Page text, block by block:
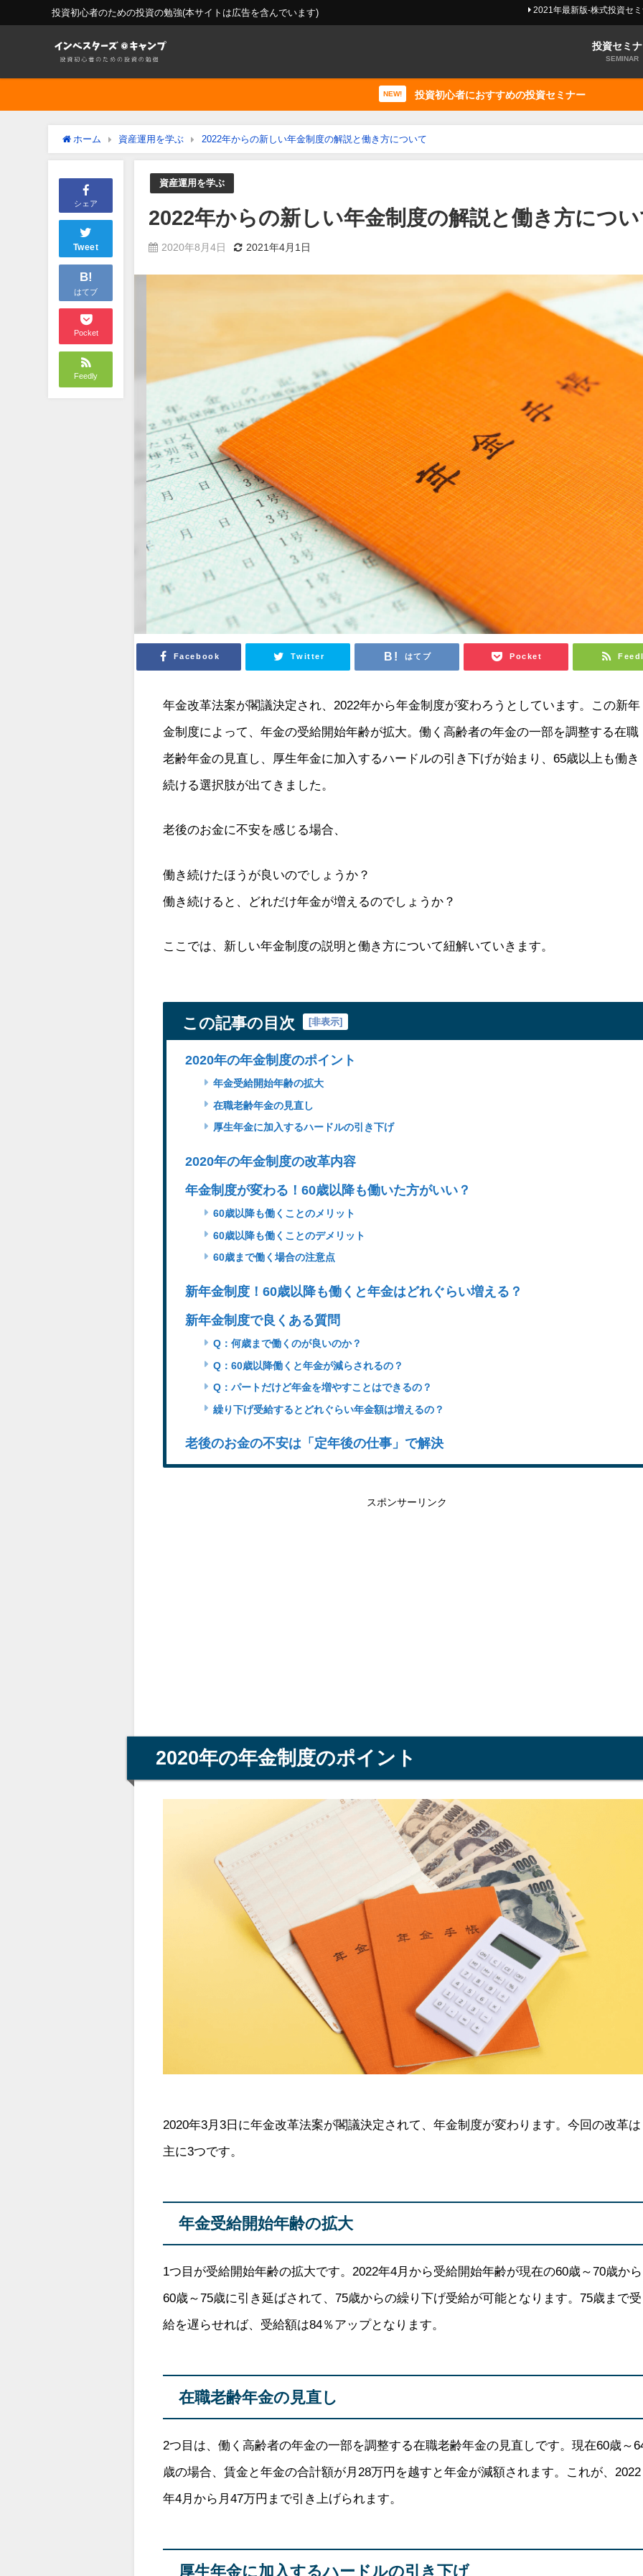
投資初心者のための投資の勉強(本サイトは広告を含んでいます) 2021年最新版-株式投資セ
投資セミ
SEMINAR
NEW! 投資初心者におすすめの投資セミナー
ホーム 資産運用を学ぶ 2022年からの新しい年金制度の解説と働き方について
シェア
Tweet
B!
はてブ
Pocket
Feedly
資産運用を学ぶ
2022年からの新しい年金制度の解説と働き方につ
2020年8月4日 2021年4月1日
Facebook Twitter はてブ Pocket
年金改革法案が閣議決定され、 2022年から年金制度が変わろうとしています 。この新年
金制度によって、年金の受給開始年齢が拡大。働く高齢者の年金の一部を調整する在職
老齢年金の見直し、厚生年金に加入するハードルの引き下げが始まり、65歳以上も働き
続ける選択肢が出てきました
老後のお金に不安を感じる場合、
働き続けたほうが良いのでしょうか？
働き続けると、どれだけ年金が増えるのでしょうか？
ここでは、 新しい年金制度の説明と働き方について紐解いていきます。
この記事の目次 [非表示]
2020年の年金制度のポイント
年金受給開始年齢の拡大
在職老齢年金の見直し
厚生年金に加入するハードルの引き下げ
2020年の年金制度の改革内容
年金制度が変わる！60歳以降も働いた方がいい？
60歳以降も働くことのメリット
60歳以降も働くことのデメリット
60歳まで働く場合の注意点
新年金制度！60歳以降も働くと年金はどれぐらい増える？
新年金制度で良くある質問
Q：何歳まで働くのが良いのか？
Q：60歳以降働くと年金が減らされるの？
Q：パートだけど年金を増やすことはできるの？
繰り下げ受給するとどれぐらい年金額は増えるの？
老後のお金の不安は「定年後の仕事」で解決
スポンサーリンク
2020年の年金制度のポイント
2020年3月3日に年金改革法案が閣議決定されて、年金制度が変わります。今回の改革は
主に3つです。
年金受給開始年齢の拡大
1つ目が受給開始年齢の拡大です。2022年4月から受給開始年齢が現在の60歳～70歳から
60歳～75歳に引き延ばされて、75歳からの繰り下げ受給が可能となります。75歳まで受
給を遅らせれば、受給額は84％アップとなります。
在職老齢年金の見直し
2つ目は、働く高齢者の年金の一部を調整する在職老齢年金の見直しです。現在60歳～
歳の場合、賃金と年金の合計額が月28万円を越すと年金が減額されます。これが、 2022
年4月から月47万円まで引き上げられます。
厚生年金に加入するハードルの引き下げ